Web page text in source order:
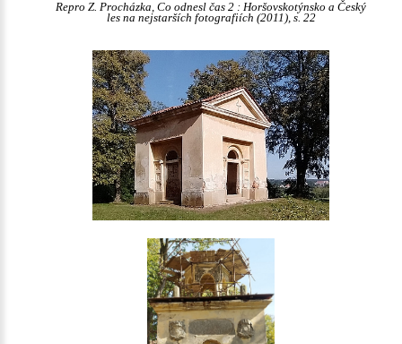
Repro Z. Procházka, Co odnesl čas 2 : Horšovskotýnsko a Český
les na nejstarších fotografiích (2011), s. 22